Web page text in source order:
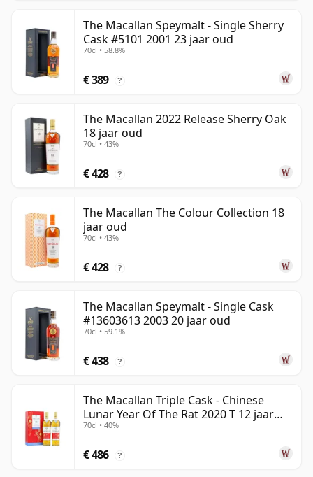
The Macallan Speymalt - Single Sherry
Cask #5101 2001 23 jaar oud
70cl • 58.8%
€ 389 ?
The Macallan 2022 Release Sherry Oak
18 jaar oud
70cl • 43%
€ 428 ?
The Macallan The Colour Collection 18
jaar oud
70cl • 43%
€ 428 ?
The Macallan Speymalt - Single Cask
#13603613 2003 20 jaar oud
70cl • 59.1%
€ 438 ?
The Macallan Triple Cask - Chinese
Lunar Year Of The Rat 2020 T 12 jaar
oud
70cl • 40%
€ 486 ?